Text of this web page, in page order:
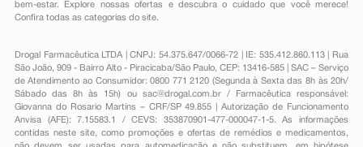
bem-estar. Explore nossas ofertas e descubra o cuidado que você merece!
Confira todas as categorias do site.
Drogal Farmacêutica LTDA | CNPJ: 54.375.647/0066-72 | IE: 535.412.860.113 | Rua
São João, 909 - Bairro Alto - Piracicaba/São Paulo, CEP: 13416-585 | SAC – Serviço
de Atendimento ao Consumidor: 0800 771 2120 (Segunda à Sexta das 8h às 20h/
Sábado das 8h às 15h) ou sac@drogal.com.br/ Farmacêutica responsável:
Giovanna do Rosario Martins – CRF/SP 49.855 | Autorização de Funcionamento
Anvisa (AFE): 7.15583.1 / CEVS: 353870901-477-000047-1-5. As informações
contidas neste site, como promoções e ofertas de remédios e medicamentos,